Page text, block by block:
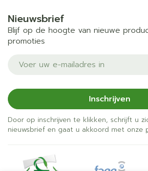
Nieuwsbrief
Blijf op de hoogte van nieuwe
promoties
E-mail adres
Inschrijven
Door op inschrijven te klikken, schrijft u
nieuwsbrief en gaat u akkoord met onze